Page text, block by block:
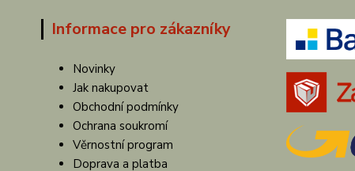
Informace pro zákazníky
Novinky
Jak nakupovat
Obchodní podmínky
Ochrana soukromí
Věrnostní program
Doprava a platba